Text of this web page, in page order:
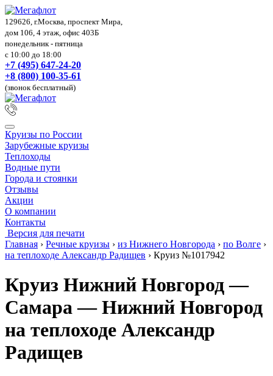
129626, г.Москва, проспект Мира,
дом 106, 4 этаж, офис 403Б
понедельник - пятница
с 10:00 до 18:00
+7 (495) 647-24-20
+8 (800) 100-35-61
(звонок бесплатный)
Круизы по России
Зарубежные круизы
Теплоходы
Водные пути
Города и стоянки
Отзывы
Акции
О компании
Контакты
Версия для печати
Главная › Речные круизы › из Нижнего Новгорода › по Волге ›
на теплоходе Александр Радищев › Круиз №1017942
Круиз Нижний Новгород —
Самара — Нижний Новгород
на теплоходе Александр
Радищев